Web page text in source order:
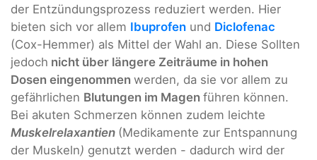
der Entzündungsprozess reduziert werden. Hier
bieten sich vor allem Ibuprofen und Diclofenac
(Cox-Hemmer) als Mittel der Wahl an. Diese Sollten
jedoch nicht über längere Zeiträume in hohen
Dosen eingenommen werden, da sie vor allem zu
gefährlichen Blutungen im Magen führen können.
Bei akuten Schmerzen können zudem leichte
Muskelrelaxantien (Medikamente zur Entspannung
der Muskeln) genutzt werden - dadurch wird der